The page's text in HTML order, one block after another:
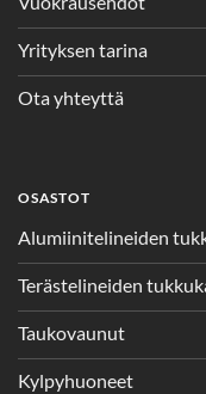
Yrityksen tarina
Ota yhteyttä
OSASTOT
Alumiinitelineiden
Terästelineiden
Taukovaunut
Kylpyhuoneet